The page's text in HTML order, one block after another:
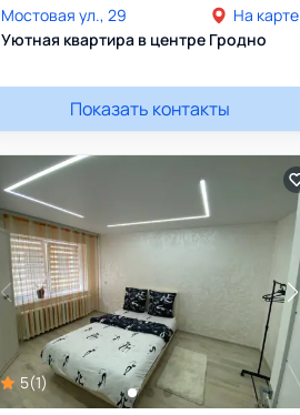
Мостовая ул., 29
На карте
Уютная квартира в центре Гродно
+375333074552
Показать контакты
5(1)